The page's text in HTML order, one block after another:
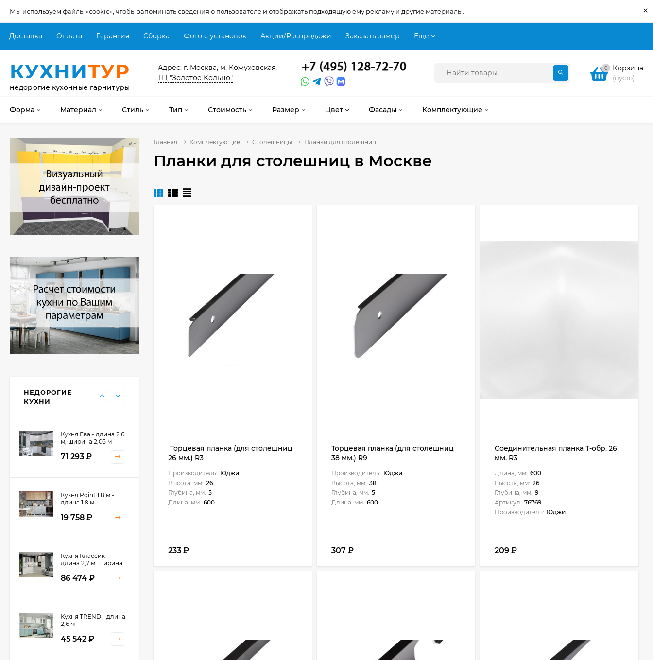
Мы используем файлы «cookie», чтобы запоминать сведения о пользователе и отображать подходящую ему рекламу и другие материалы. ×
Доставка Оплата Гарантия Сборка Фото с установок Акции/Распродажи Заказать замер Еще
КУХНИТУР
недорогие кухонные гарнитуры
Адрес: г. Москва, м. Кожуховская,
ТЦ "Золотое Кольцо"
0 Корзина
(пусто)
Форма Материал Стиль Тип Стоимость Размер Цвет Фасады Комплектующие
Главная Комплектующие Столешницы Планки для столешниц
Планки для столешниц в Москве
Торцевая планка (для столешниц
26 мм.) R3
Производитель: Юджи
Высота, мм: 26
Глубина, мм: 5
Длина, мм: 600
233 ₽
Торцевая планка (для столешниц
38 мм.) R9
Производитель: Юджи
Высота, мм: 38
Глубина, мм: 5
Длина, мм: 600
307 ₽
Соединительная планка Т-обр. 26
мм. R3
Длина, мм: 600
Высота, мм: 26
Глубина, мм: 9
Артикул: 76769
Производитель: Юджи
209 ₽
НЕДОРОГИЕ
КУХНИ
Кухня Мишель -
длина 4,2 м
69 303₽
длина 2,4 м, ширина
1,2 м
44 091
Кухня Point 1,2 м -
длина 1,2 м
13 655₽
11 476
Кухня Ева - длина 2,6
м, ширина 2,05 м
71 293 ₽
Кухня Point 1,8 м -
длина 1,8 м
19 758 ₽
Кухня Классик -
длина 2,7 м, ширина
86 474 ₽
Кухня TREND - длина
2,6 м
45 542 ₽